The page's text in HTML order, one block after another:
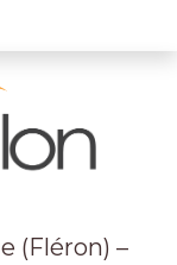
(Fléron) –